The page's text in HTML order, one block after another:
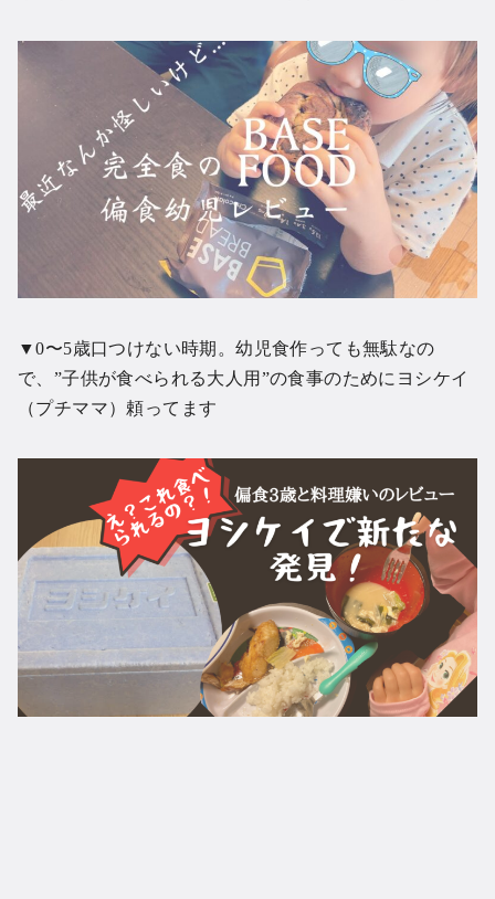
▼0〜5歳口つけない時期。幼児食作っても無駄なの
で、”子供が食べられる大人用”の食事のためにヨシケイ
（プチママ）頼ってます